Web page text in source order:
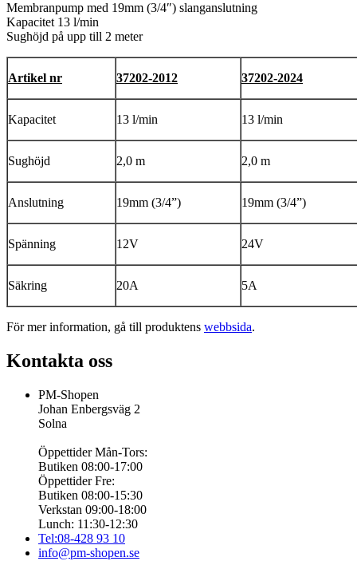
Membranpump med 19mm (3/4″) slanganslutning
Kapacitet 13 l/min
Sughöjd på upp till 2 meter
Artikel nr 37202-2012 37202-2024
Kapacitet 13 l/min 13 l/min
Sughöjd 2,0 m 2,0 m
Anslutning 19mm (3/4”) 19mm (3/4”)
Spänning 12V 24V
Säkring 20A 5A
För mer information, gå till produktens webbsida.
Kontakta oss
PM-Shopen
Johan Enbergsväg 2
Solna
Öppettider Mån-Tors:
Butiken 08:00-17:00
Öppettider Fre:
Butiken 08:00-15:30
Verkstan 09:00-18:00
Lunch: 11:30-12:30
Tel:08-428 93 10
info@pm-shopen.se